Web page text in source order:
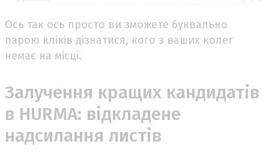
Ось так ось просто ви зможете буквально
парою кліків дізнатися, кого з ваших колег
немає на місці.
Залучення кращих кандидатів
в HURMA: відкладене
надсилання листів